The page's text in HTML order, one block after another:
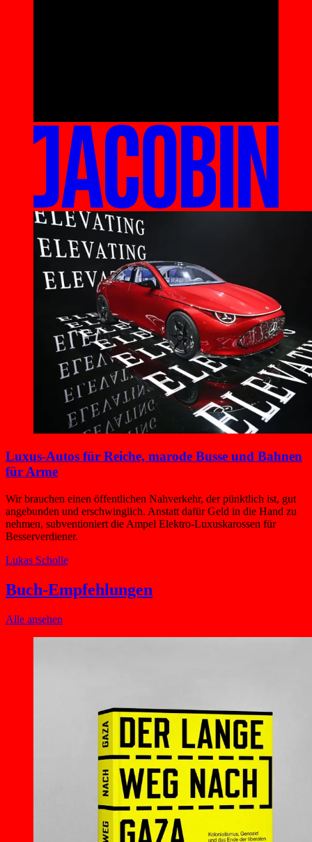
Luxus-Autos für Reiche, marode Busse und Bahnen
für Arme
Wir brauchen einen öffentlichen Nahverkehr, der pünktlich ist, gut
angebunden und erschwinglich. Anstatt dafür Geld in die Hand zu
nehmen, subventioniert die Ampel Elektro-Luxuskarossen für
Besserverdiener.
Lukas Scholle
Buch-Empfehlungen
Alle ansehen